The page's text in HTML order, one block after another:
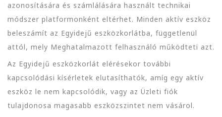
azonosítására és számlálására használt technikai
módszer platformonként eltérhet. Minden aktív eszköz
beleszámít az Egyidejű eszközkorlátba, függetlenül
attól, mely Meghatalmazott felhasználó működteti azt.
Az Egyidejű eszközkorlát elérésekor további
kapcsolódási kísérletek elutasíthatók, amíg egy aktív
eszköz le nem kapcsolódik, vagy az Üzleti fiók
tulajdonosa magasabb eszközszintet nem vásárol.